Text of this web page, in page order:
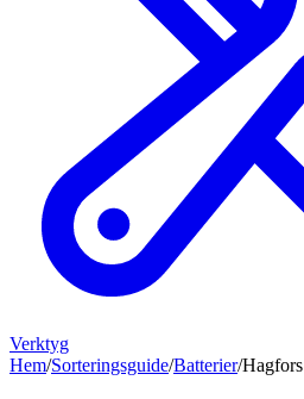
Verktyg
Hem/Sorteringsguide/Batterier/Hagfors